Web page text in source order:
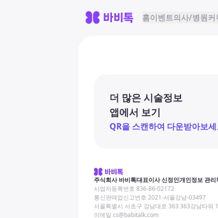
홈이벤트의사/병원커
더 많은 시술정보
앱에서 보기
QR을 스캔하여 다운받아보세
주식회사 바비톡대표이사 신정인개인정보 관리
사업자등록번호 836-86-02172
통신판매업신고번호 2021-서울강남-03497
서울특별시 서초구 강남대로 363 363강남타워
이메일 cs@babitalk.com